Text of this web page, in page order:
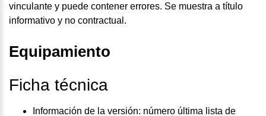
vinculante y puede contener errores. Se muestra a título
informativo y no contractual.
Equipamiento
Ficha técnica
Información de la versión: número última lista de